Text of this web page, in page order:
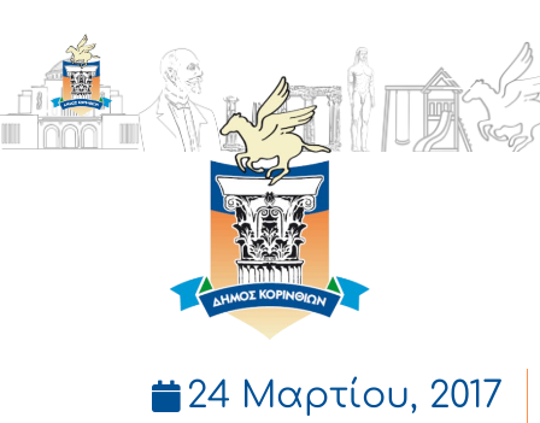
ΔΗΜΟΣ
ΚΟΡΙΝΘΙΩΝ
24 Μαρτίου, 2017